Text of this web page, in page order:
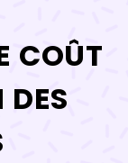
COÛT